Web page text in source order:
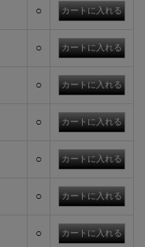
○
○
○
○
○
○
○